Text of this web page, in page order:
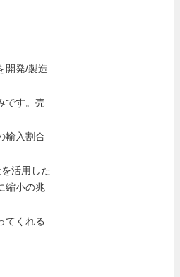
開発/製造
です。売
輸入割合
活用した
縮小の兆
てくれる